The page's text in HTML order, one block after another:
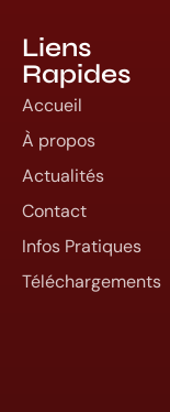
Liens
Rapides
Accueil
À propos
Actualités
Contact
Infos Pratiques
Téléchargements